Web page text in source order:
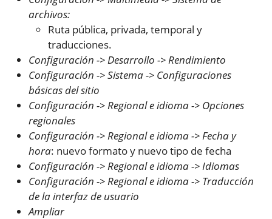
archivos:
Ruta pública, privada, temporal y
traducciones.
Configuración -> Desarrollo -> Rendimiento
Configuración -> Sistema -> Configuraciones
básicas del sitio
Configuración -> Regional e idioma -> Opciones
regionales
Configuración -> Regional e idioma -> Fecha y
hora: nuevo formato y nuevo tipo de fecha
Configuración -> Regional e idioma -> Idiomas
Configuración -> Regional e idioma -> Traducción
de la interfaz de usuario
Ampliar